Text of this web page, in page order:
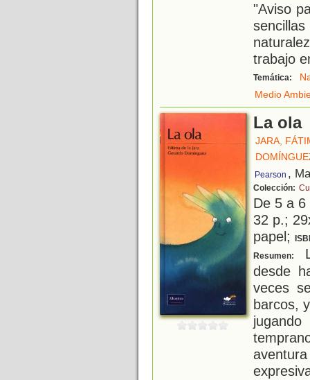
"Aviso
trabajo
Temática:
Medio
La ola
JARA,
Pearson ,
Colección:
De 5 a
32 p.;
papel;
Resumen:
desde
veces
barcos,